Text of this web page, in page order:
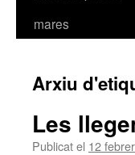
mares
Arxiu
Les
Publicat el 12